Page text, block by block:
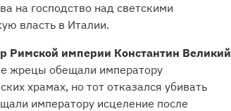
на господство над светскими
власть в Италии.
Римской империи Константин Великий
жрецы обещали императору
храмах, но тот отказался убивать
императору исцеление после